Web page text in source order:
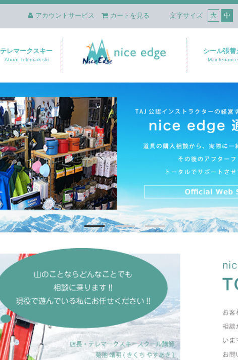
アカウントサービス カートを見る 文字サイズ 大 中
テレマークスキー
About Telemark ski
シール張替
Maintenance